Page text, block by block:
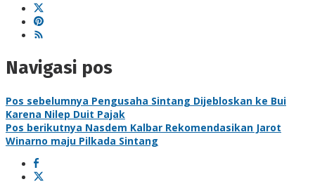
Navigasi pos
Pos sebelumnya Pengusaha Sintang Dijebloskan ke Bui
Karena Nilep Duit Pajak
Pos berikutnya Nasdem Kalbar Rekomendasikan Jarot
Winarno maju Pilkada Sintang